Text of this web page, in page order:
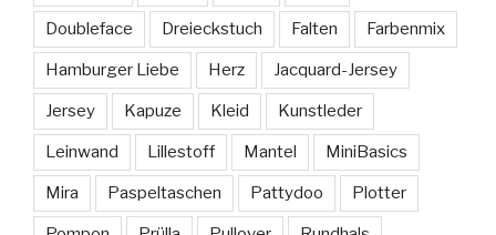
Doubleface Dreieckstuch Falten Farbenmix
Hamburger Liebe Herz Jacquard-Jersey
Jersey Kapuze Kleid Kunstleder
Leinwand Lillestoff Mantel MiniBasics
Mira Paspeltaschen Pattydoo Plotter